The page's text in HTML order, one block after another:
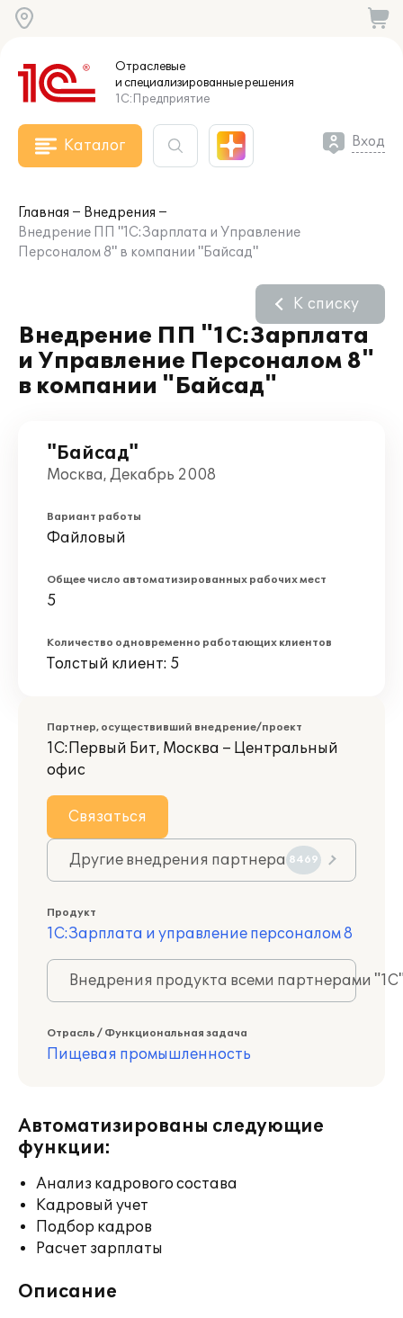
Отраслевые
и специализированныерешения
1С:Предприятие
Каталог Вход
Главная
Внедрения
Внедрение ПП "1С:Зарплата и Управление
Персоналом 8" в компании "Байсад"
Внедрение ПП "1С:Зарплата
и Управление Персоналом 8"
в компании "Байсад"
К списку
"Байсад"
Москва, Декабрь 2008
Вариант работы
Файловый
Общее число автоматизированных рабочих мест
5
Количество одновременно работающих клиентов
Толстый клиент: 5
Партнер, осуществивший внедрение/проект
1С:Первый Бит, Москва – Центральный
офис
Связаться
Другие внедрения партнера 8469
Продукт
1С:Зарплата и управление персоналом 8
Внедрения продукта всеми партнерами
Отрасль / Функциональная задача
Пищевая промышленность
Автоматизированы следующие
функции:
Анализ кадрового состава
Кадровый учет
Подбор кадров
Расчет зарплаты
Описание